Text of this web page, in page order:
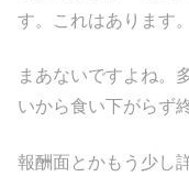
す。これはあります。
まあないですよね。
いから食い下がらず
報酬面とかもう少し